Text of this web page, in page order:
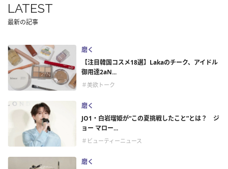
LATEST
最新の記事
磨く
【注目韓国コスメ18選】Lakaのチーク、アイドル
御用達2aN...
＃美欲トーク
磨く
JO1・白岩瑠姫が“この夏挑戦したこと”とは？ ジ
ョー マロー...
＃ビューティーニュース
磨く